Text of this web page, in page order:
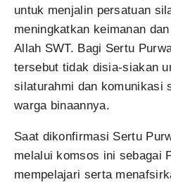
untuk menjalin persatuan
meningkatkan keimanan
Allah SWT. Bagi Sertu
tersebut tidak disia-siakan
silaturahmi dan komunikasi
warga binaannya.
Saat dikonfirmasi Sertu
melalui komsos ini sebagai
mempelajari serta